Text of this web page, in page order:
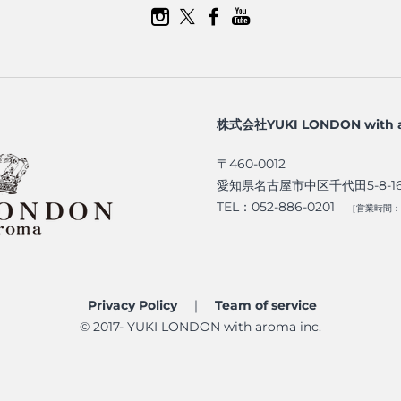
株式会社YUKI LONDON with
〒460-0012
愛知県名古屋市中区千代田5-8-
TEL：052-886-0201
［営業時間
Privacy Policy｜ Team of service​
© 2017- YUKI LONDON with aroma inc.